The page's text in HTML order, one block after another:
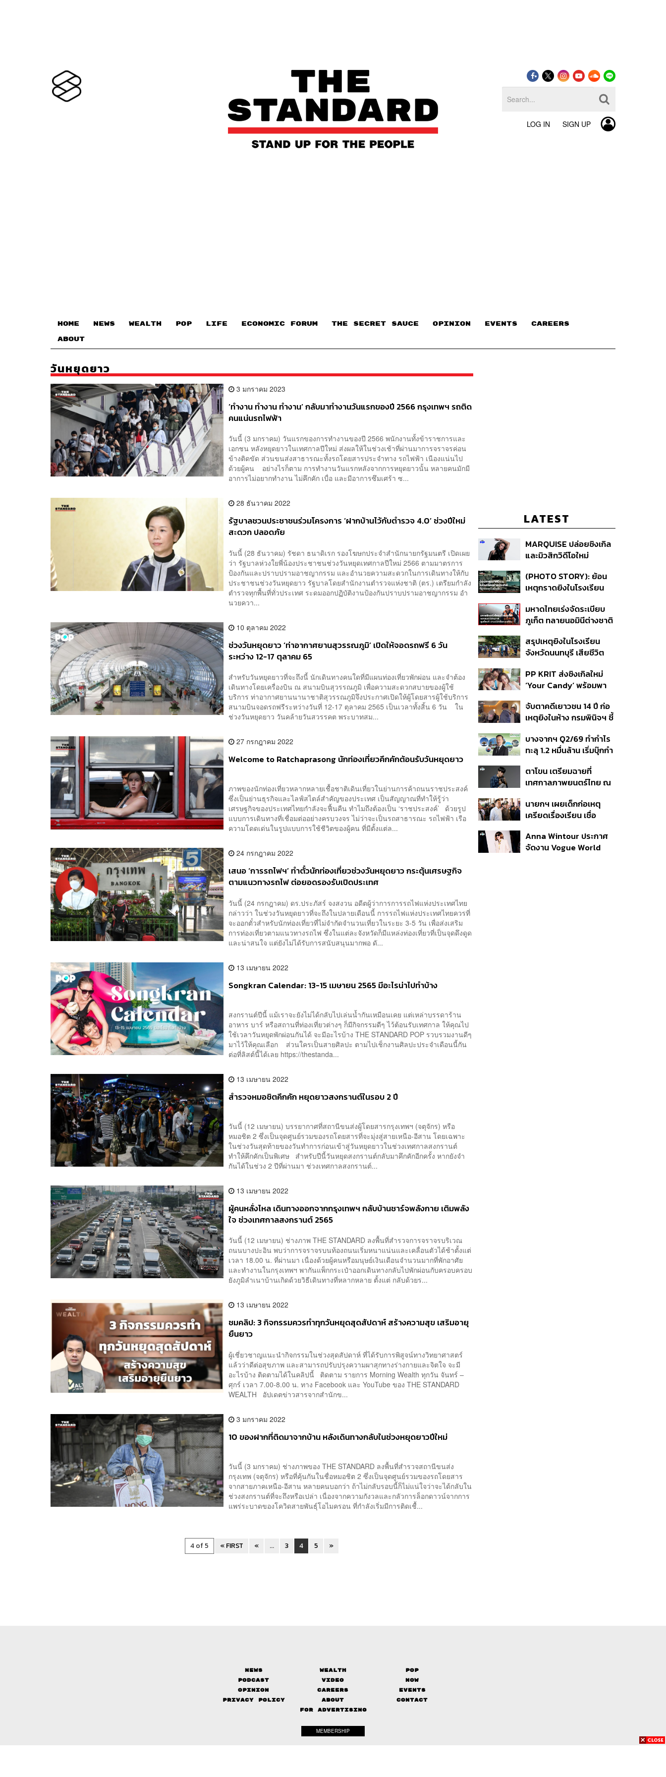
LOG IN SIGN UP
HOME NEWS WEALTH POP LIFE ECONOMIC FORUM THE SECRET SAUCE​ OPINION EVENTS CAREERS
ABOUT
วันหยุดยาว
3 มกราคม 2023
‘ทำงาน ทำงาน ทำงาน’ กลับมาทำงานวันแรกของปี 2566 กรุงเทพฯ รถติด
คนแน่นรถไฟฟ้า
วันนี้ (3 มกราคม) วันแรกของการทำงานของปี 2566 พนักงานทั้งข้าราชการและ
เอกชน หลังหยุดยาวในเทศกาลปีใหม่ ส่งผลให้ในช่วงเช้าที่ผ่านมาการจราจรค่อน
ข้างติดขัด ส่วนขนส่งสาธารณะทั้งรถโดยสารประจำทาง รถไฟฟ้า เนืองแน่นไป
ด้วยผู้คน อย่างไรก็ตาม การทำงานวันแรกหลังจากการหยุดยาวนั้น หลายคนมักมี
อาการไม่อยากทำงาน ไม่คึกคัก เบื่อ และมีอาการซึมเศร้า ซ...
28 ธันวาคม 2022
รัฐบาลชวนประชาชนร่วมโครงการ ‘ฝากบ้านไว้กับตำรวจ 4.0’ ช่วงปีใหม่
สะดวก ปลอดภัย
วันนี้ (28 ธันวาคม) รัชดา ธนาดิเรก รองโฆษกประจำสำนักนายกรัฐมนตรี เปิดเผย
ว่า รัฐบาลห่วงใยพี่น้องประชาชนช่วงวันหยุดเทศกาลปีใหม่ 2566 ตามมาตรการ
ป้องกันและปราบปรามอาชญากรรม และอำนวยความสะดวกในการเดินทางให้กับ
ประชาชนช่วงวันหยุดยาว รัฐบาลโดยสำนักงานตำรวจแห่งชาติ (ตร.) เตรียมกำลัง
ตำรวจทุกพื้นที่ทั่วประเทศ ระดมออกปฏิบัติงานป้องกันปราบปรามอาชญากรรม อำ
นวยควา...
10 ตุลาคม 2022
ช่วงวันหยุดยาว ‘ท่าอากาศยานสุวรรณภูมิ’ เปิดให้จอดรถฟรี 6 วัน
ระหว่าง 12-17 ตุลาคม 65
สำหรับวันหยุดยาวที่จะถึงนี้ นักเดินทางคนใดที่มีแผนท่องเที่ยวพักผ่อน และจำต้อง
เดินทางโดยเครื่องบิน ณ สนามบินสุวรรณภูมิ เพื่อความสะดวกสบายของผู้ใช้
บริการ ท่าอากาศยานนานาชาติสุวรรณภูมิจึงประกาศเปิดให้ผู้โดยสารผู้ใช้บริการ
สนามบินจอดรถฟรีระหว่างวันที่ 12-17 ตุลาคม 2565 เป็นเวลาทั้งสิ้น 6 วัน ใน
ช่วงวันหยุดยาว วันคล้ายวันสวรรคต พระบาทสม...
27 กรกฎาคม 2022
Welcome to Ratchaprasong นักท่องเที่ยวคึกคักต้อนรับวันหยุดยาว
ภาพของนักท่องเที่ยวหลากหลายเชื้อชาติเดินเที่ยวในย่านการค้าถนนราชประสงค์
ซึ่งเป็นย่านธุรกิจและไลฟ์สไตล์สำคัญของประเทศ เป็นสัญญาณที่ทำให้รู้ว่า
เศรษฐกิจของประเทศไทยกำลังจะฟื้นคืน ทำไมถึงต้องเป็น ‘ราชประสงค์’ ด้วยรูป
แบบการเดินทางที่เชื่อมต่ออย่างครบวงจร ไม่ว่าจะเป็นรถสาธารณะ รถไฟฟ้า เรือ
ความโดดเด่นในรูปแบบการใช้ชีวิตของผู้คน ที่มีตั้งแต่ล...
24 กรกฎาคม 2022
เสนอ ‘การรถไฟฯ’ ทำตั๋วนักท่องเที่ยวช่วงวันหยุดยาว กระตุ้นเศรษฐกิจ
ตามแนวทางรถไฟ ต่อยอดรองรับเปิดประเทศ
วันนี้ (24 กรกฎาคม) ดร.ประภัสร์ จงสงวน อดีตผู้ว่าการการรถไฟแห่งประเทศไทย
กล่าวว่า ในช่วงวันหยุดยาวที่จะถึงในปลายเดือนนี้ การรถไฟแห่งประเทศไทยควรที่
จะออกตั๋วสำหรับนักท่องเที่ยวที่ไม่จำกัดจำนวนเที่ยวในระยะ 3-5 วัน เพื่อส่งเสริม
การท่องเที่ยวตามแนวทางรถไฟ ซึ่งในแต่ละจังหวัดก็มีแหล่งท่องเที่ยวที่เป็นจุดดึงดูด
และน่าสนใจ แต่ยังไม่ได้รับการสนับสนุนมากพอ ดั...
13 เมษายน 2022
Songkran Calendar: 13-15 เมษายน 2565 มีอะไรน่าไปทำบ้าง
สงกรานต์ปีนี้ แม้เราจะยังไม่ได้กลับไปเล่นน้ำกันเหมือนเคย แต่เหล่าบรรดาร้าน
อาหาร บาร์ หรือสถานที่ท่องเที่ยวต่างๆ ก็มีกิจกรรมดีๆ ไว้ต้อนรับเทศกาล ให้คุณไป
ใช้เวลาวันหยุดพักผ่อนกันได้ จะมีอะไรบ้าง THE STANDARD POP รวบรวมงานดีๆ
มาไว้ให้คุณเลือก ส่วนใครเป็นสายศิลปะ ตามไปเช็กงานศิลปะประจำเดือนนี้กัน
ต่อที่ลิสต์นี้ได้เลย https://thestanda...
13 เมษายน 2022
สำรวจหมอชิตคึกคัก หยุดยาวสงกรานต์ในรอบ 2 ปี
วันนี้ (12 เมษายน) บรรยากาศที่สถานีขนส่งผู้โดยสารกรุงเทพฯ (จตุจักร) หรือ
หมอชิต 2 ซึ่งเป็นจุดศูนย์รวมของรถโดยสารที่จะมุ่งสู่สายเหนือ-อีสาน โดยเฉพาะ
ในช่วงวันสุดท้ายของวันทำการก่อนเข้าสู่วันหยุดยาวในช่วงเทศกาลสงกรานต์
ทำให้คึกคักเป็นพิเศษ สำหรับปีนี้วันหยุดสงกรานต์กลับมาคึกคักอีกครั้ง หากยังจำ
กันได้ในช่วง 2 ปีที่ผ่านมา ช่วงเทศกาลสงกรานต์...
13 เมษายน 2022
ผู้คนหลั่งไหล เดินทางออกจากกรุงเทพฯ กลับบ้านชาร์จพลังกาย เติมพลัง
ใจ ช่วงเทศกาลสงกรานต์ 2565
วันนี้ (12 เมษายน) ช่างภาพ THE STANDARD ลงพื้นที่สำรวจการจราจรบริเวณ
ถนนบางปะอิน พบว่าการจราจรบนท้องถนนเริ่มหนาแน่นและเคลื่อนตัวได้ช้าตั้งแต่
เวลา 18.00 น. ที่ผ่านมา เนื่องด้วยผู้คนหรือมนุษย์เงินเดือนจำนวนมากที่พักอาศัย
และทำงานในกรุงเทพฯ พากันแพ็กกระเป๋าออกเดินทางกลับไปพักผ่อนกับครอบครอบ
ยังภูมิลำเนาบ้านเกิดด้วยวิธีเดินทางที่หลากหลาย ตั้งแต่ กลับด้วยร...
13 เมษายน 2022
ชมคลิป: 3 กิจกรรมควรทำทุกวันหยุดสุดสัปดาห์ สร้างความสุข เสริมอายุ
ยืนยาว
ผู้เชี่ยวชาญแนะนำกิจกรรมในช่วงสุดสัปดาห์ ที่ได้รับการพิสูจน์ทางวิทยาศาสตร์
แล้วว่าดีต่อสุขภาพ และสามารถปรับปรุงความผาสุกทางร่างกายและจิตใจ จะมี
อะไรบ้าง ติดตามได้ในคลิปนี้ ติดตาม รายการ Morning Wealth ทุกวัน จันทร์ –
ศุกร์ เวลา 7.00-8.00 น. ทาง Facebook และ YouTube ของ THE STANDARD
WEALTH อัปเดตข่าวสารจากสำนักข...
3 มกราคม 2022
10 ของฝากที่ติดมาจากบ้าน หลังเดินทางกลับในช่วงหยุดยาวปีใหม่
วันนี้ (3 มกราคม) ช่างภาพของ THE STANDARD ลงพื้นที่สำรวจสถานีขนส่ง
กรุงเทพ (จตุจักร) หรือที่คุ้นกันในชื่อหมอชิต 2 ซึ่งเป็นจุดศูนย์รวมของรถโดยสาร
จากสายภาคเหนือ-อีสาน หลายคนบอกว่า ถ้าไม่กลับรอบนี้ก็ไม่แน่ใจว่าจะได้กลับใน
ช่วงสงกรานต์ที่จะถึงหรือเปล่า เนื่องจากความกังวลและกลัวการล็อกดาวน์จากการ
แพร่ระบาดของโควิดสายพันธุ์โอไมครอน ที่กำลังเริ่มมีการติดเชื้...
4 of 5 « FIRST « ... 3 4 5 »
LATEST
MARQUISE ปล่อยซิงเกิล
และมิวสิกวิดีโอใหม่
สัมพันธ์สุด Toxic
(PHOTO STORY): ย้อน
เหตุกราดยิงในโรงเรียน
นักเรียน
มหาดไทยเร่งจัดระเบียบ
ภูเก็ต ทลายนอมินีต่างชาติ
ที่ดิน เคลียร์ใบอนุญาต
โรงแรมค้าง 7 ปี
สรุปเหตุยิงในโรงเรียน
จังหวัดนนทบุรี เสียชีวิต
ปมค้นประวัติคดีกราดยิงที่
สหรัฐฯ
PP KRIT ส่งซิงเกิลใหม่
‘Your Candy’ พร้อมพา
สิกวิดีโอ
จับตาคดีเยาวชน 14 ปี ก่อ
เหตุยิงในห้าง กรมพินิจฯ ชี้
เนื่อง ประเมินปล่อยตัว
บางจากฯ Q2/69 ทำกำไร
ทะลุ 1.2 หมื่นล้าน เริ่มบุ๊กกำ
แรก หนุนรายได้ครึ่งปีทะลุ
3.2 แสนล้าน
ตาโขน เตรียมฉายที่
เทศกาลภาพยนตร์ไทย ณ
นายกฯ เผยเด็กก่อเหตุ
เครียดเรื่องเรียน เชื่อ
กระสุนอีกกว่า 30 นัด หาก
ไม่จบชีวิตตัวเองอาจสูญ
Anna Wintour ประกาศ
จัดงาน Vogue World
News Wealth
Pop
Podcast
Video
Now
Opinion
Careers
Events
Privacy Policy
About
Contact
FOR ADVERTISING
MEMBERSHIP